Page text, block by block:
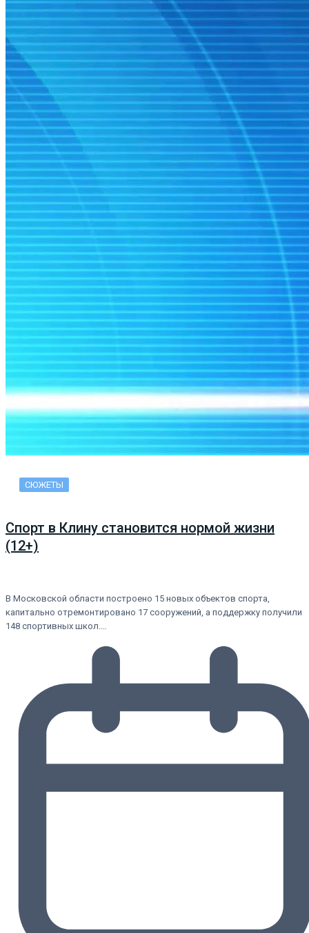
СЮЖЕТЫ
Спорт в Клину становится нормой жизни
(12+)
В Московской области построено 15 новых объектов спорта,
капитально отремонтировано 17 сооружений, а поддержку получили
148 спортивных школ.…